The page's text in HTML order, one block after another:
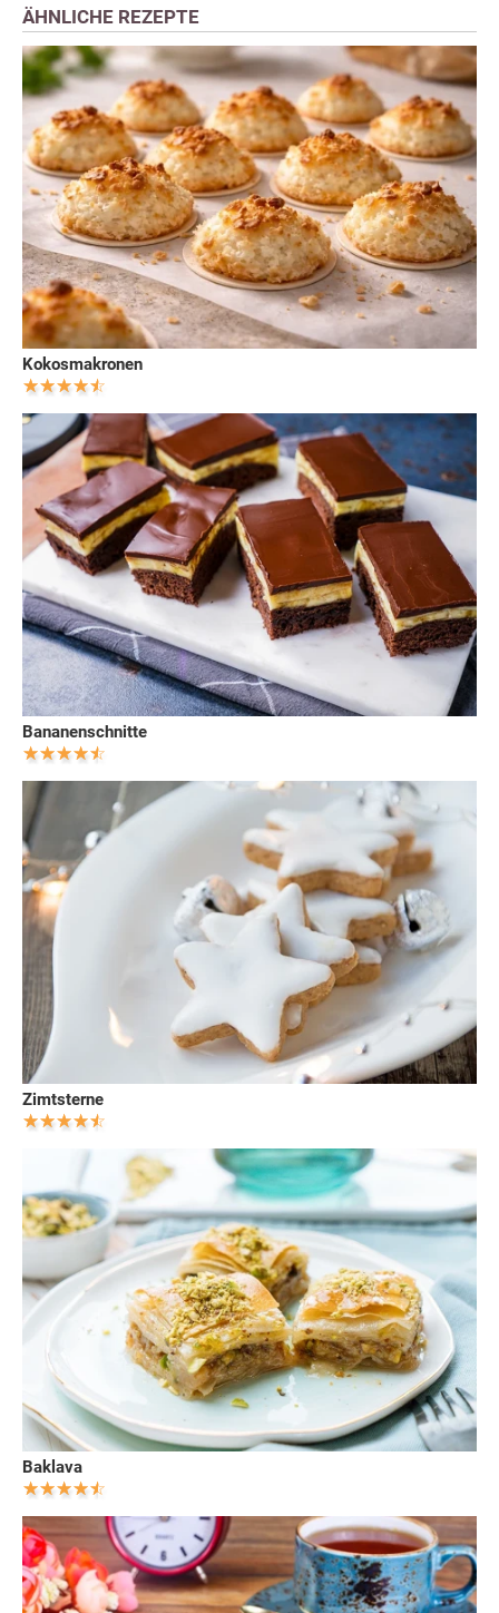
ÄHNLICHE REZEPTE
Kokosmakronen
Bananenschnitte
Zimtsterne
Baklava